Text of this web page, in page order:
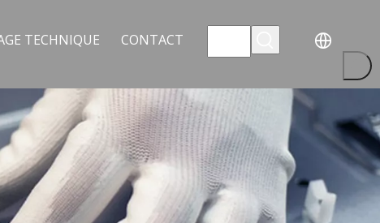
TECHNIQUE CONTACT